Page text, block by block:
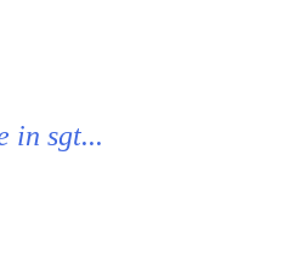
in sgt...